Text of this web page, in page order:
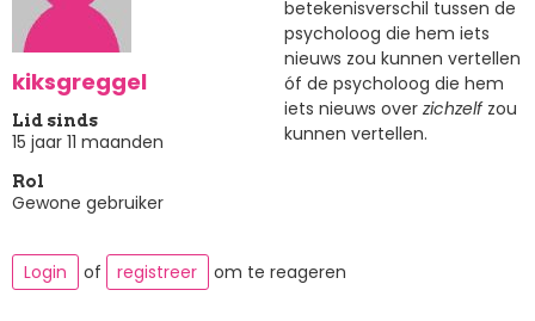
kiksgreggel
Lid sinds
15 jaar 11 maanden
Rol
Gewone gebruiker
betekenisverschil tussen de
psycholoog die hem iets
nieuws zou kunnen vertellen
óf de psycholoog die hem
iets nieuws over zichzelfzou
kunnen vertellen.
Login of registreer om te reageren